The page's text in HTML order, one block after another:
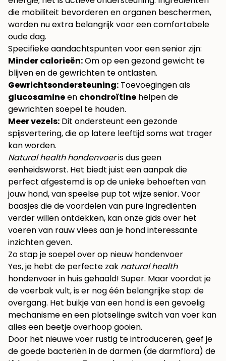
die mobiliteit bevorderen en organen beschermen,
worden nu extra belangrijk voor een comfortabele
oude dag.
Specifieke aandachtspunten voor een senior zijn:
Minder calorieën:Om op een gezond gewicht te
blijven en de gewrichten te ontlasten.
Gewrichtsondersteuning: Toevoegingen als
glucosamineen chondroïtine helpen de
gewrichten soepel te houden.
Meer vezels: Dit ondersteunt een gezonde
spijsvertering, die op latere leeftijd soms wat trager
kan worden.
Natural health hondenvoeris dus geen
eenheidsworst. Het biedt juist een aanpak die
perfect afgestemd is op de unieke behoeften van
jouw hond, van speelse pup tot wijze senior. Voor
baasjes die de voordelen van pure ingrediënten
verder willen ontdekken, kan onze gids over het
voeren van rauw vlees aan je hond interessante
inzichten geven.
Zo stap je soepel over op nieuw hondenvoer
Yes, je hebt de perfecte zak natural health
hondenvoer in huis gehaald! Super. Maar voordat je
de voerbak vult, is er nog één belangrijke stap: de
overgang. Het buikje van een hond is een gevoelig
mechanisme en een plotselinge switch van voer kan
alles een beetje overhoop gooien.
Door het nieuwe voer rustig te introduceren, geef je
de goede bacteriën in de darmen (de darmflora) de